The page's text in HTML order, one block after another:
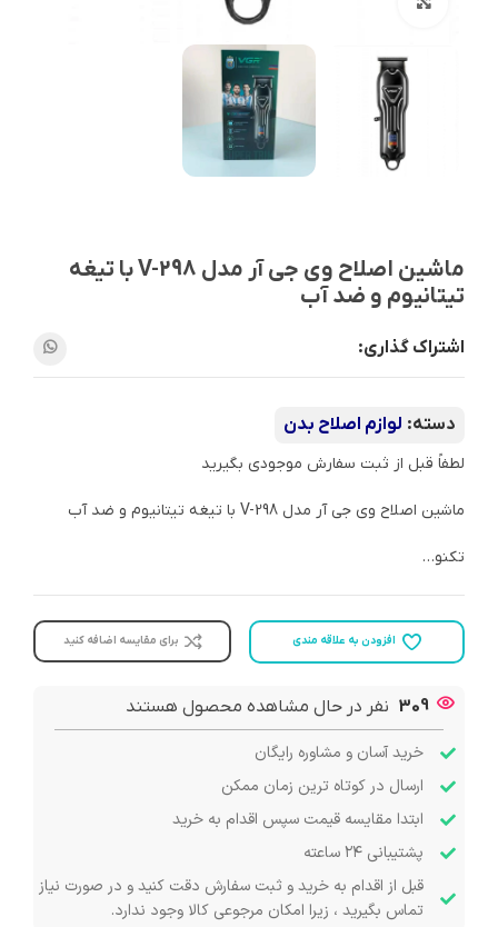
ماشین اصلاح وی جی آر مدل V-298 با تیغه
تیتانیوم و ضد آب
اشتراک گذاری:
دسته: لوازم اصلاح بدن
لطفاً قبل از ثبت سفارش موجودی بگیرید
ماشین اصلاح وی جی آر مدل V-298 با تیغه تیتانیوم و ضد آب
تکنو…
افزودن به علاقه مندی برای مقایسه اضافه کنید
309 نفر در حال مشاهده محصول هستند
خرید آسان و مشاوره رایگان
ارسال در کوتاه ترین زمان ممکن
ابتدا مقایسه قیمت سپس اقدام به خرید
پشتیبانی ۲۴ ساعته
قبل از اقدام به خرید و ثبت سفارش دقت کنید و در صورت نیاز
تماس بگیرید ، زیرا امکان مرجوعی کالا وجود ندارد.